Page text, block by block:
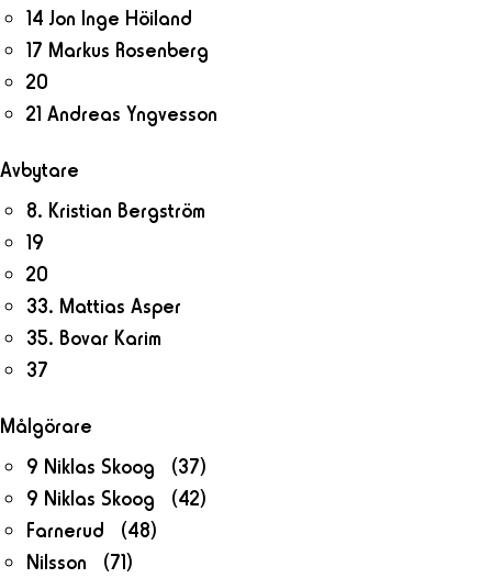
14 Jon Inge Höiland
17 Markus Rosenberg
20
21 Andreas Yngvesson
Avbytare
8. Kristian Bergström
19
20
33. Mattias Asper
35. Bovar Karim
37
Målgörare
9 Niklas Skoog (37)
9 Niklas Skoog (42)
Farnerud (48)
Nilsson (71)